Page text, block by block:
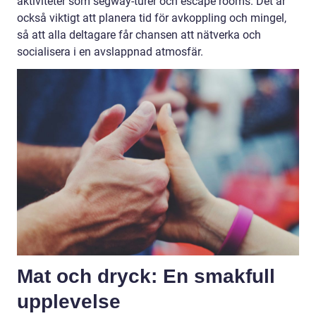
också viktigt att planera tid för avkoppling och mingel,
så att alla deltagare får chansen att nätverka och
socialisera i en avslappnad atmosfär.
Mat och dryck: En smakfull
upplevelse